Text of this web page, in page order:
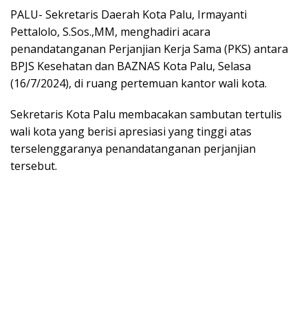
PALU- Sekretaris Daerah Kota Palu, Irmayanti
Pettalolo, S.Sos.,MM, menghadiri acara
penandatanganan Perjanjian Kerja Sama (PKS) antara
BPJS Kesehatan dan BAZNAS Kota Palu, Selasa
(16/7/2024), di ruang pertemuan kantor wali kota.
Sekretaris Kota Palu membacakan sambutan tertulis
wali kota yang berisi apresiasi yang tinggi atas
terselenggaranya penandatanganan perjanjian
tersebut.